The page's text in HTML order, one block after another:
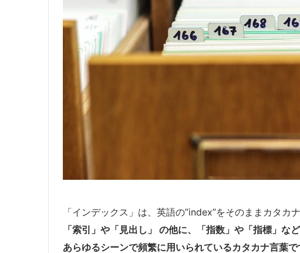
「インデックス」は、英語の”index”をそのままカタカ
「索引」や「見出し」 の他に、「指数」や「指標」な
あらゆるシーンで頻繁に用いられているカタカナ言葉で